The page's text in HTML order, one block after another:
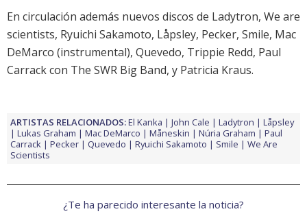
En circulación además nuevos discos de Ladytron, We are
scientists, Ryuichi Sakamoto, Låpsley, Pecker, Smile, Mac
DeMarco (instrumental), Quevedo, Trippie Redd, Paul
Carrack con The SWR Big Band, y Patricia Kraus.
ARTISTAS RELACIONADOS:El Kanka John Cale Ladytron
Låpsley
Lukas Graham
Mac DeMarco Måneskin Núria Graham
Paul
Carrack
Pecker Quevedo Ryuichi Sakamoto Smile
We Are
Scientists
¿Te ha parecido interesante la noticia?